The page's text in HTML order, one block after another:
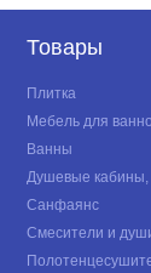
Товары
Плитка
Мебель для
Ванны
Душевые кабины,
Санфаянс
Смесители и